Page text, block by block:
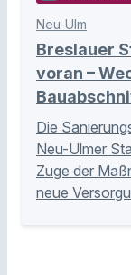
Neu-Ulm
Breslauer
voran –
Die
Neu-Ulmer
Zuge der
neue